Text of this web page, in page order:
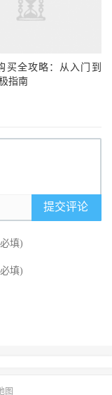
买全攻略：从入门到
指南
提交评论
填)
填)
图